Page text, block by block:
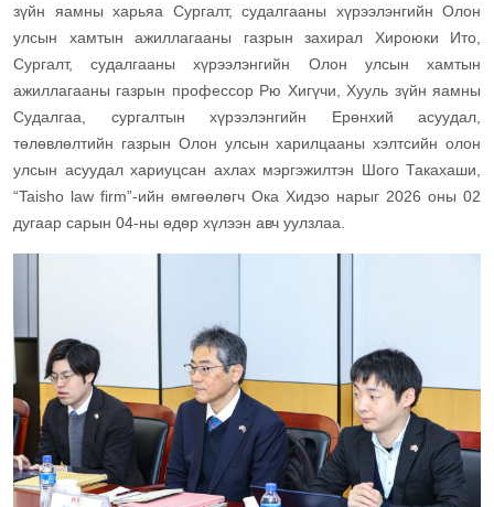
зүйн яамны харьяа Сургалт, судалгааны хүрээлэнгийн Олон
улсын хамтын ажиллагааны газрын захирал Хироюки Ито,
Сургалт, судалгааны хүрээлэнгийн Олон улсын хамтын
ажиллагааны газрын профессор Рю Хигүчи, Хууль зүйн яамны
Судалгаа, сургалтын хүрээлэнгийн Ерөнхий асуудал,
төлөвлөлтийн газрын Олон улсын харилцааны хэлтсийн олон
улсын асуудал хариуцсан ахлах мэргэжилтэн Шого Такахаши,
“Taisho law firm”-ийн өмгөөлөгч Ока Хидэо нарыг 2026 оны 02
дугаар сарын 04-ны өдөр хүлээн авч уулзлаа.